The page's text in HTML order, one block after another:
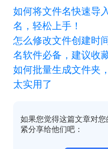
如何将文件名快速导
名，轻松上手！
怎么修改文件创建时
名软件必备，建议收
如何批量生成文件夹
太实用了
如果您觉得这篇文章对
紧分享给他们吧：